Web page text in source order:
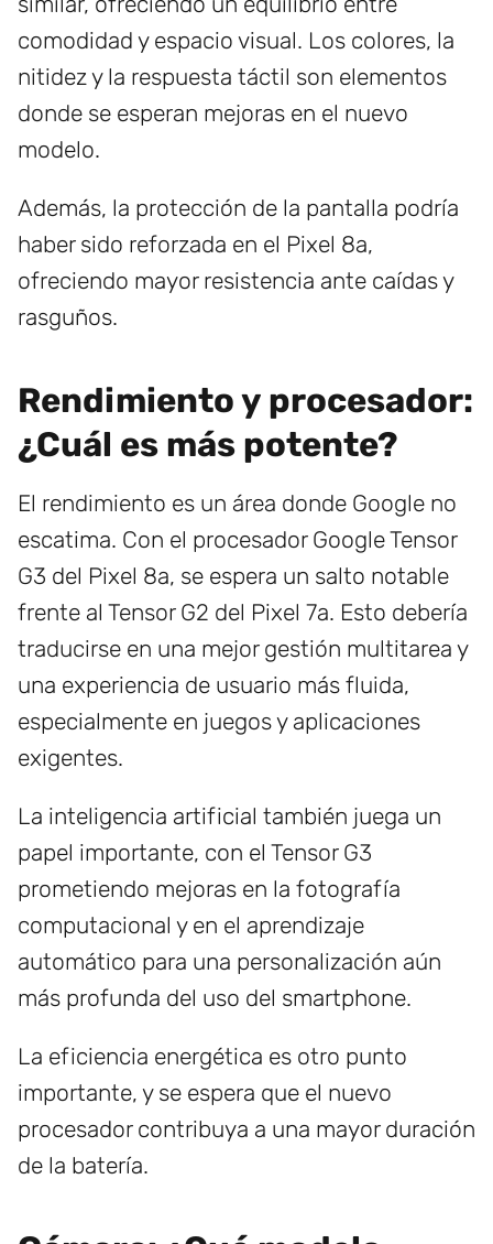
comodidad y espacio visual. Los colores, la
nitidez y la respuesta táctil son elementos
donde se esperan mejoras en el nuevo
modelo.
Además, la protección de la pantalla podría
haber sido reforzada en el Pixel 8a,
ofreciendo mayor resistencia ante caídas y
rasguños.
Rendimiento y procesador:
¿Cuál es más potente?
El rendimiento es un área donde Google no
escatima. Con el procesador Google Tensor
G3 del Pixel 8a, se espera un salto notable
frente al Tensor G2 del Pixel 7a. Esto debería
traducirse en una mejor gestión multitarea y
una experiencia de usuario más fluida,
especialmente en juegos y aplicaciones
exigentes.
La inteligencia artificial también juega un
papel importante, con el Tensor G3
prometiendo mejoras en la fotografía
computacional y en el aprendizaje
automático para una personalización aún
más profunda del uso del smartphone.
La eficiencia energética es otro punto
importante, y se espera que el nuevo
procesador contribuya a una mayor duración
de la batería.